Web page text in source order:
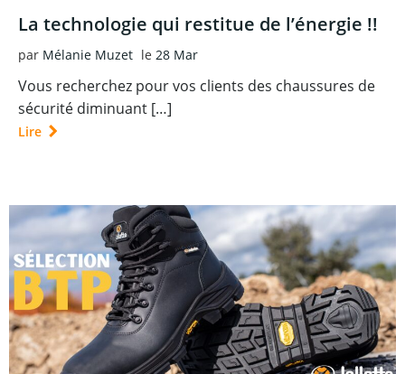
La technologie qui restitue de l’énergie !!
par Mélanie Muzet le 28 Mar
Vous recherchez pour vos clients des chaussures de
sécurité diminuant […]
Lire